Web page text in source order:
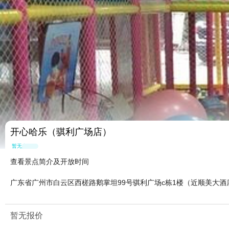
开心哈乐（骐利广场店）
暂无点评
查看景点简介及开放时间
广东省广州市白云区西槎路鹅掌坦99号骐利广场c栋1楼（近顺美大酒
暂无报价